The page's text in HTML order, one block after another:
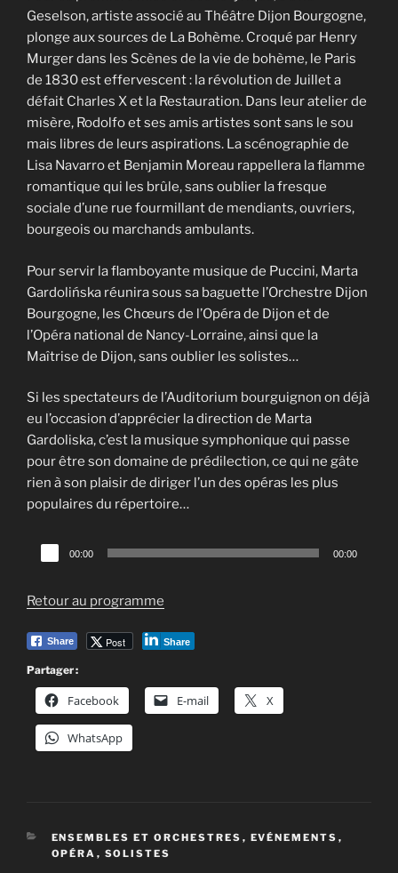
Geselson, artiste associé au Théâtre Dijon Bourgogne,
plonge aux sources de La Bohème. Croqué par Henry
Murger dans les Scènes de la vie de bohème, le Paris
de 1830 est effervescent : la révolution de Juillet a
défait Charles X et la Restauration. Dans leur atelier de
misère, Rodolfo et ses amis artistes sont sans le sou
mais libres de leurs aspirations. La scénographie de
Lisa Navarro et Benjamin Moreau rappellera la flamme
romantique qui les brûle, sans oublier la fresque
sociale d’une rue fourmillant de mendiants, ouvriers,
bourgeois ou marchands ambulants.
Pour servir la flamboyante musique de Puccini, Marta
Gardolińska réunira sous sa baguette l’Orchestre Dijon
Bourgogne, les Chœurs de l’Opéra de Dijon et de
l’Opéra national de Nancy-Lorraine, ainsi que la
Maîtrise de Dijon, sans oublier les solistes…
Si les spectateurs de l’Auditorium bourguignon on déjà
eu l’occasion d’apprécier la direction de Marta
Gardoliska, c’est la musique symphonique qui passe
pour être son domaine de prédilection, ce qui ne gâte
rien à son plaisir de diriger l’un des opéras les plus
populaires du répertoire…
Lecteur
audio
00:00 00:00
Retour au programme
Share Post Share
Partager :
Facebook E-mail X
WhatsApp
CATÉGORIES
ENSEMBLES ET ORCHESTRES , EVÉNEMENTS ,
OPÉRA , SOLISTES